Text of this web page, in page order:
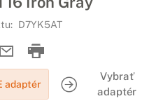
D7YK5AT
adaptér
Vybrať
adaptér